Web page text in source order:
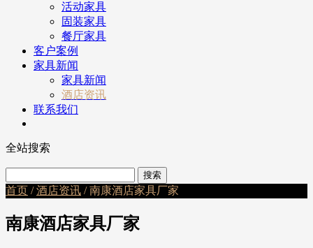
活动家具
固装家具
餐厅家具
客户案例
家具新闻
家具新闻
酒店资讯
联系我们
全站搜索
首页 /酒店资讯 / 南康酒店家具厂家
南康酒店家具厂家